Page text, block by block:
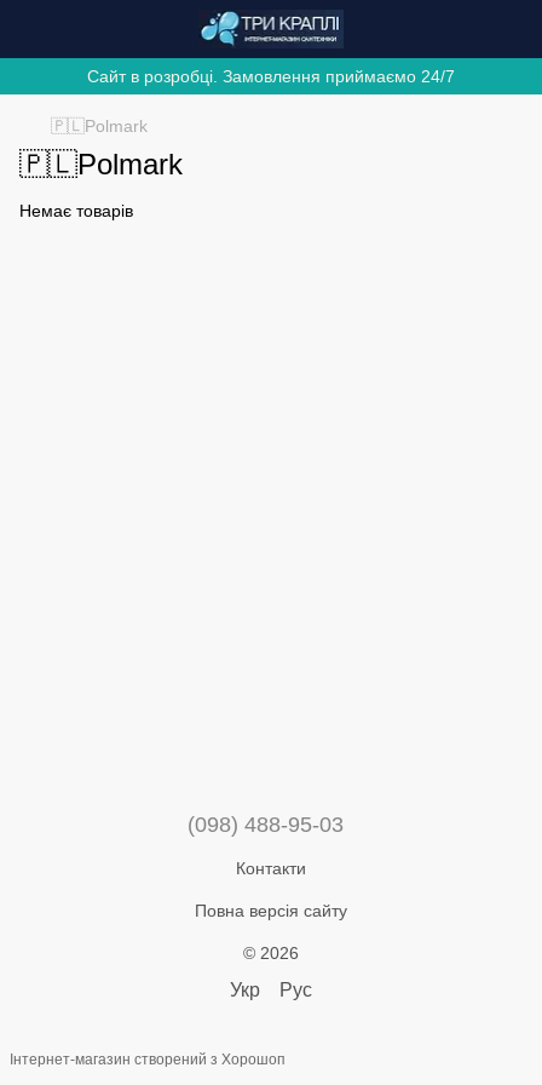
Сайт в розробці. Замовлення приймаємо 24/7
🇵🇱Polmark
🇵🇱Polmark
Немає товарів
(098) 488-95-03
Контакти
Повна версія сайту
© 2026
Укр Рус
Інтернет-магазин створений з Хорошоп